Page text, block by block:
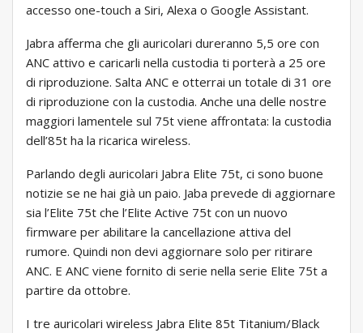
accesso one-touch a Siri, Alexa o Google Assistant.
Jabra afferma che gli auricolari dureranno 5,5 ore con
ANC attivo e caricarli nella custodia ti porterà a 25 ore
di riproduzione. Salta ANC e otterrai un totale di 31 ore
di riproduzione con la custodia. Anche una delle nostre
maggiori lamentele sul 75t viene affrontata: la custodia
dell’85t ha la ricarica wireless.
Parlando degli auricolari Jabra Elite 75t, ci sono buone
notizie se ne hai già un paio. Jaba prevede di aggiornare
sia l’Elite 75t che l’Elite Active 75t con un nuovo
firmware per abilitare la cancellazione attiva del
rumore. Quindi non devi aggiornare solo per ritirare
ANC. E ANC viene fornito di serie nella serie Elite 75t a
partire da ottobre.
I tre auricolari wireless Jabra Elite 85t Titanium/Black